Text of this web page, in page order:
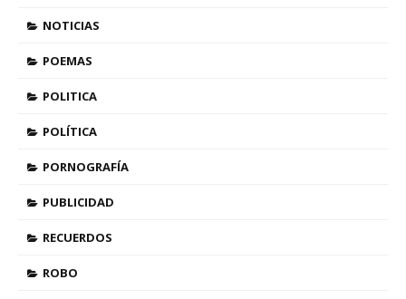
NOTICIAS
POEMAS
POLITICA
POLÍTICA
PORNOGRAFÍA
PUBLICIDAD
RECUERDOS
ROBO